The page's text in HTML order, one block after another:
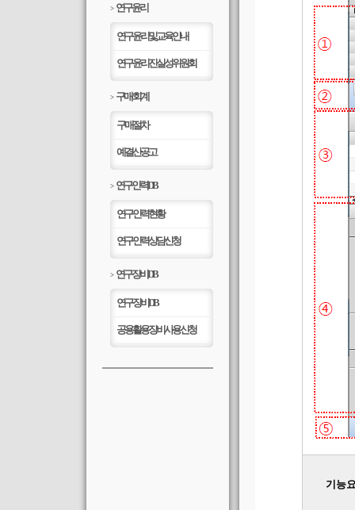
> 연구윤리
연구윤리 및 교육안내
연구윤리진실성위원회
> 구매/회계
구매절차
예결산공고
> 연구인력DB
연구인력현황
연구인력상담신청
> 연구장비DB
연구장비DB
공용활용장비사용신청
기능